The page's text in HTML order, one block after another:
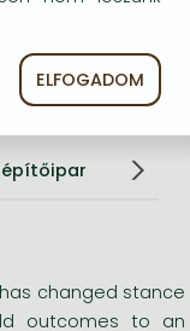
angol
építőipar
changed stance
outcomes to an
ELFOGADOM